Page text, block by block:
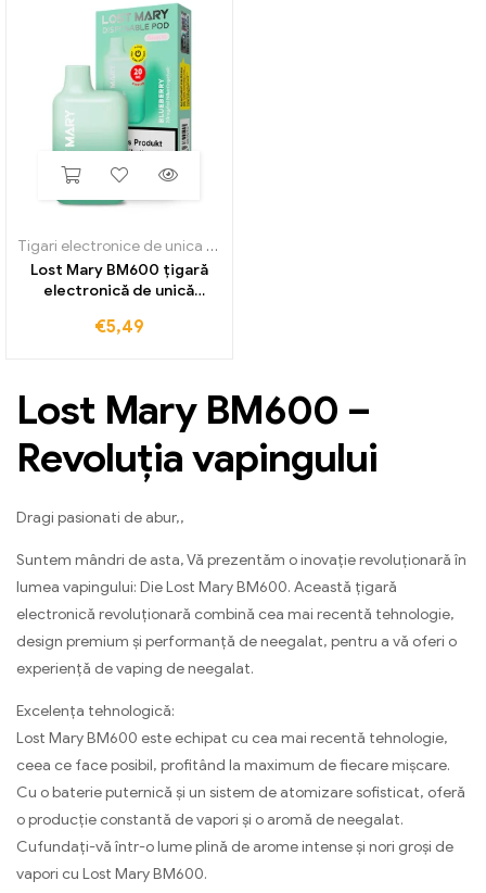
Tigari electronice de unica folosinta
Lost Mary BM600 țigară
electronică de unică
€5,49
Lost Mary BM600 –
Revoluția vapingului
Dragi pasionati de abur,,
Suntem mândri de asta, Vă prezentăm o inovație revoluționară în
lumea vapingului: Die Lost Mary BM600. Această țigară
electronică revoluționară combină cea mai recentă tehnologie,
design premium și performanță de neegalat, pentru a vă oferi o
experiență de vaping de neegalat.
Excelența tehnologică:
Lost Mary BM600 este echipat cu cea mai recentă tehnologie,
ceea ce face posibil, profitând la maximum de fiecare mișcare.
Cu o baterie puternică și un sistem de atomizare sofisticat, oferă
o producție constantă de vapori și o aromă de neegalat.
Cufundați-vă într-o lume plină de arome intense și nori groși de
vapori cu Lost Mary BM600.